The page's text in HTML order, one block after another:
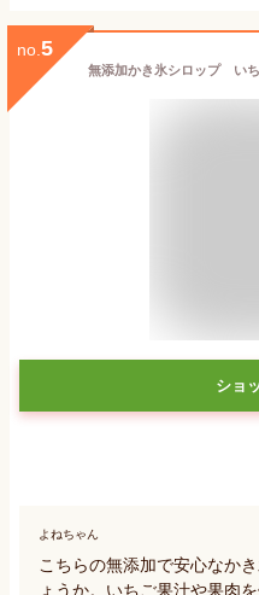
no. 5
ショ
よねちゃん
こちらの無添加で安心なか
ょうか。いちご果汁や果肉